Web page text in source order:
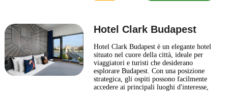
Hotel Clark Budapest
Hotel Clark Budapest è un elegante hotel
situato nel cuore della città, ideale per
viaggiatori e turisti che desiderano
esplorare Budapest. Con una posizione
strategica, gli ospiti possono facilmente
accedere ai principali luoghi d'interesse,